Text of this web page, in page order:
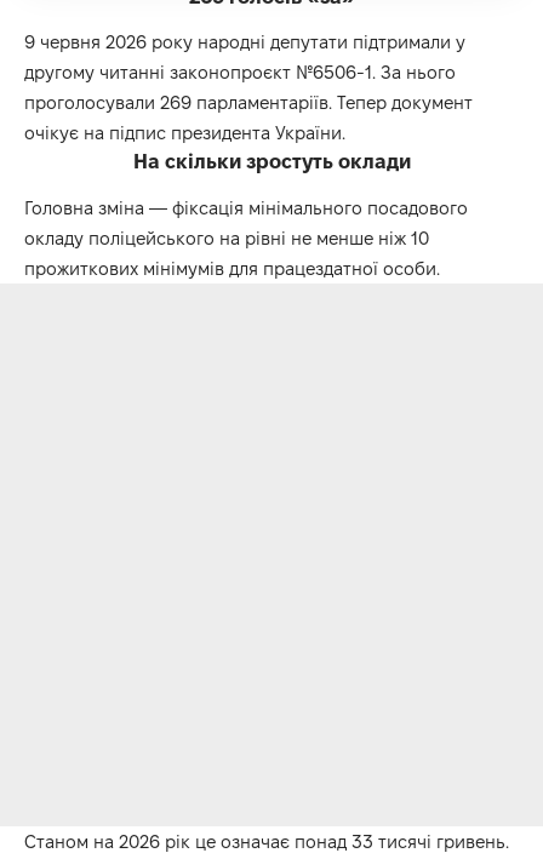
9 червня 2026 року народні депутати підтримали у
другому читанні законопроєкт №6506-1. За нього
проголосували 269 парламентаріїв. Тепер документ
очікує на підпис президента України.
На скільки зростуть оклади
Головна зміна — фіксація мінімального посадового
окладу поліцейського на рівні не менше ніж 10
прожиткових мінімумів для працездатної особи.
Станом на 2026 рік це означає понад 33 тисячі гривень.